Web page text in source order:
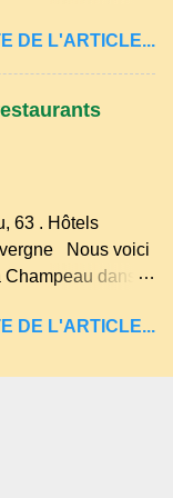
un grand parc
appelé : le Lac de
le premier et le
des Puys qui en
En Auvergne
de la terre, les
trop de
DE L'ARTICLE...
63 . Hôtels
Nous voici
dans
Vindrié était
poulet cocotte,
DE L'ARTICLE...